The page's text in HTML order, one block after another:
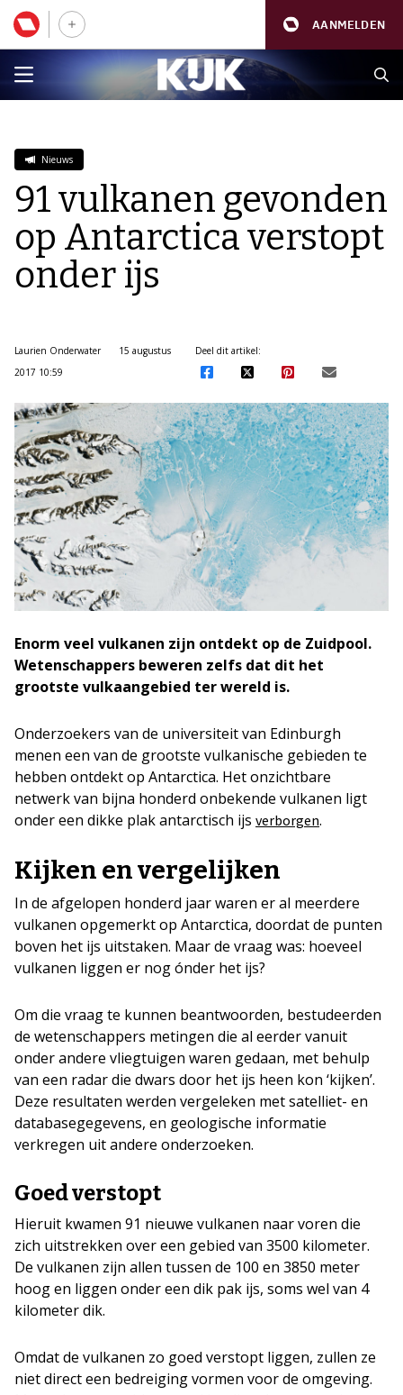
AANMELDEN
Nieuws
91 vulkanen gevonden
op Antarctica verstopt
onder ijs
Laurien Onderwater
15 augustus
2017 10:59
Deel dit artikel:
Enorm veel vulkanen zijn ontdekt op de Zuidpool.
Wetenschappers beweren zelfs dat dit het
grootste vulkaangebied ter wereld is.
Onderzoekers van de universiteit van Edinburgh
menen een van de grootste vulkanische gebieden te
hebben ontdekt op Antarctica. Het onzichtbare
netwerk van bijna honderd onbekende vulkanen ligt
onder een dikke plak antarctisch ijs verborgen.
Kijken en vergelijken
In de afgelopen honderd jaar waren er al meerdere
vulkanen opgemerkt op Antarctica, doordat de punten
boven het ijs uitstaken. Maar de vraag was: hoeveel
vulkanen liggen er nog ónder het ijs?
Om die vraag te kunnen beantwoorden, bestudeerden
de wetenschappers metingen die al eerder vanuit
onder andere vliegtuigen waren gedaan, met behulp
van een radar die dwars door het ijs heen kon ‘kijken’.
Deze resultaten werden vergeleken met satelliet- en
databasegegevens, en geologische informatie
verkregen uit andere onderzoeken.
Goed verstopt
Hieruit kwamen 91 nieuwe vulkanen naar voren die
zich uitstrekken over een gebied van 3500 kilometer.
De vulkanen zijn allen tussen de 100 en 3850 meter
hoog en liggen onder een dik pak ijs, soms wel van 4
kilometer dik.
Omdat de vulkanen zo goed verstopt liggen, zullen ze
niet direct een bedreiging vormen voor de omgeving.